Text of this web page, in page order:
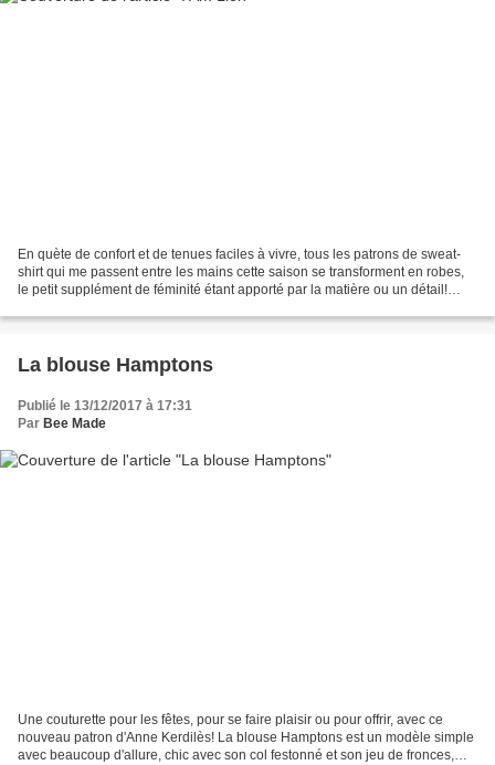
En quète de confort et de tenues faciles à vivre, tous les patrons de sweat-
shirt qui me passent entre les mains cette saison se transforment en robes,
le petit supplément de féminité étant apporté par la matière ou un détail!
La blouse Hamptons
Publié le 13/12/2017 à 17:31
Par Bee Made
Une couturette pour les fêtes, pour se faire plaisir ou pour offrir, avec ce
nouveau patron d'Anne Kerdilès! La blouse Hamptons est un modèle simple
avec beaucoup d'allure, chic avec son col festonné et son jeu de fronces,